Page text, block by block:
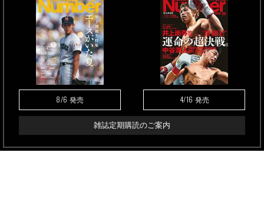
8/6 発売 4/16 発売
雑誌定期購読のご案内